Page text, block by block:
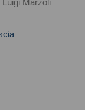
Marzoli